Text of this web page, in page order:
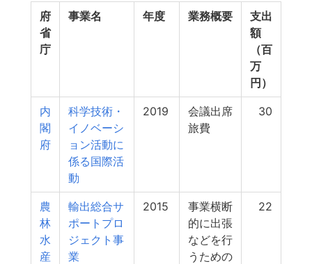
府
省
庁
事業名 年度 業務概要
支出
額
（百
万
円）
内
閣
府
科学技術・
イノベーシ
ョン活動に
係る国際活
動
2019
会議出席
旅費
30
農
林
水
産
輸出総合サ
ポートプロ
ジェクト事
業
2015
事業横断
的に出張
などを行
うための
22